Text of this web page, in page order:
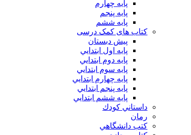
پایه چهارم
پايه پنجم
پایه ششم
کتاب های کمک درسی
پیش دبستان
پايه اول ابتدايي
پايه دوم ابتدايي
پايه سوم ابتدايي
پايه چهارم ابتدايي
پايه پنجم ابتدايي
پايه ششم ابتدايي
داستاني كودك
رمان
كتب دانشگاهي